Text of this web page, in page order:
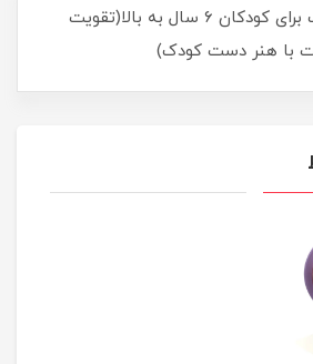
نقاشی الماس جذاب برای کودکان ۶ سال به بالا(تقویت
با هنر دست کودک)